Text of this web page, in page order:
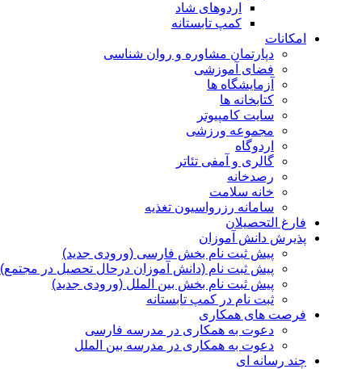
اردوهای شاد
کمپ تابستانه
امکانات
دپارتمان مشاوره و روان شناسی
فضای آموزشی
آزمایشگاه ها
کتابخانه ها
سایت کامپیوتر
مجموعه ورزشی
اردوگاه
گالری و آمفی تئاتر
رصدخانه
خانه سلامت
سامانه رزرواسیون تغذیه
فارغ التحصیلان
پذیرش دانش آموزان
پیش ثبت نام بخش فارسی (ورودی جدید)
پیش ثبت نام (دانش آموزان درحال تحصیل در مجتمع)
پیش ثبت نام بخش بین الملل (ورودی جدید)
ثبت نام در کمپ تابستانه
فرصت های همکاری
دعوت به همکاری در مدرسه فارسی
دعوت به همکاری در مدرسه بین الملل
چند رسانه ای